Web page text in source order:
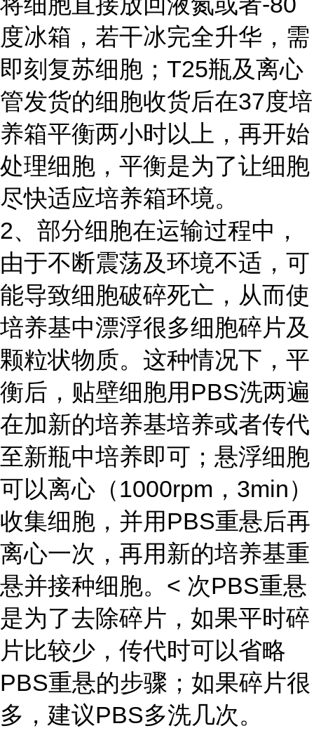
度冰箱，若干冰完全升华，需
即刻复苏细胞；T25瓶及离心
管发货的细胞收货后在37度培
养箱平衡两小时以上，再开始
处理细胞，平衡是为了让细胞
尽快适应培养箱环境。
2、部分细胞在运输过程中，
由于不断震荡及环境不适，可
能导致细胞破碎死亡，从而使
培养基中漂浮很多细胞碎片及
颗粒状物质。这种情况下，平
衡后，贴壁细胞用PBS洗两遍
在加新的培养基培养或者传代
至新瓶中培养即可；悬浮细胞
可以离心（1000rpm，3min）
收集细胞，并用PBS重悬后再
离心一次，再用新的培养基重
悬并接种细胞。< 次PBS重悬
是为了去除碎片，如果平时碎
片比较少，传代时可以省略
PBS重悬的步骤；如果碎片很
多，建议PBS多洗几次。